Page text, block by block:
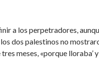
a los perpetradores,
dos palestinos no
meses, «porque lloraba’